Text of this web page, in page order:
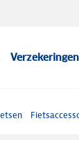
Verzekeringen